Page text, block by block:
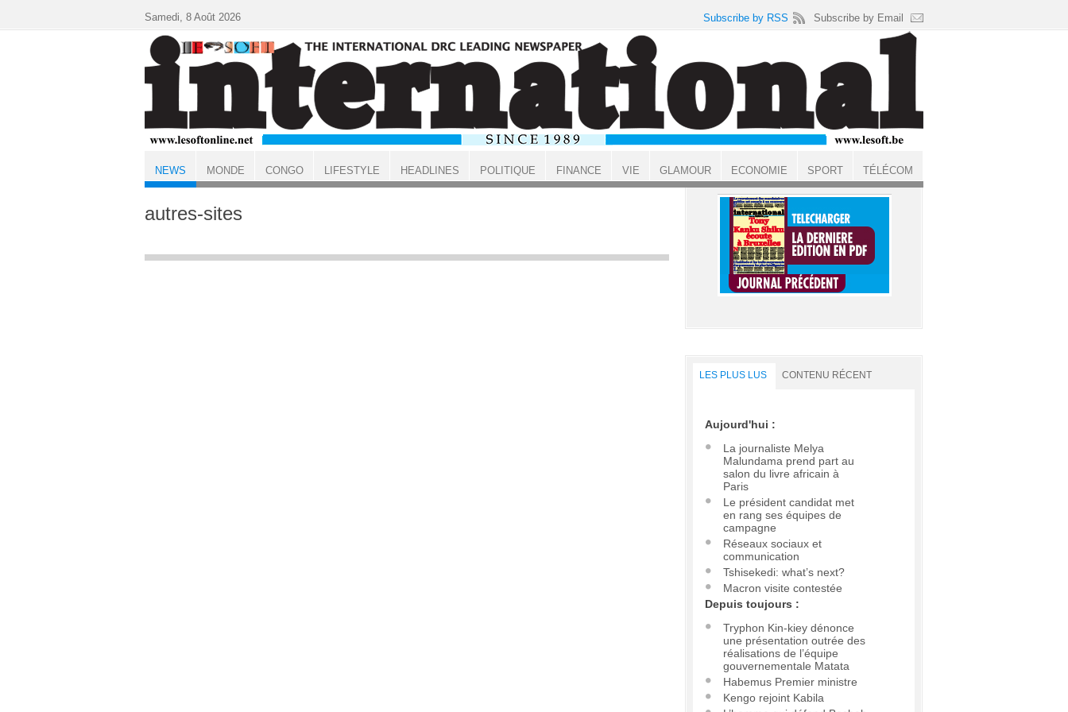
ACCUEIL NEWS
autres-sites
LES PLUS LUS CONTENU RÉCENT
Aujourd'hui :
La journaliste Melya
Malundama prend part au
salon du livre africain à
Paris
Le président candidat met
en rang ses équipes de
campagne
Réseaux sociaux et
communication
Tshisekedi: what’s next?
Macron visite contestée
Depuis toujours :
Tryphon Kin-kiey dénonce
une présentation outrée des
réalisations de l’équipe
gouvernementale Matata
Habemus Premier ministre
Kengo rejoint Kabila
Samedi, 8 Août 2026 Subscribe by RSS Subscribe by Email
NEWS MONDE CONGO LIFESTYLE HEADLINES POLITIQUE FINANCE VIE GLAMOUR ECONOMIE SPORT TÉLÉCOM